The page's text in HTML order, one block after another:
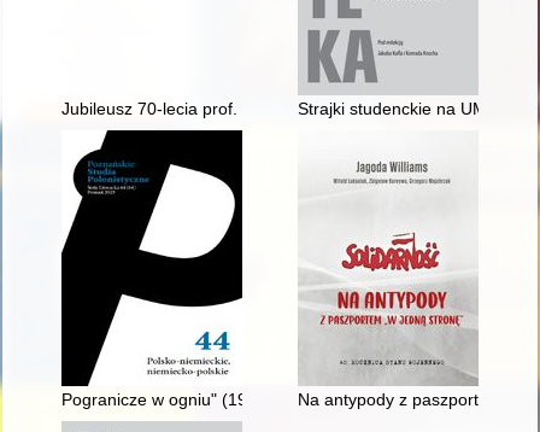
Jubileusz 70-lecia prof. dr. hab. Grzegorza Janusza : słowo
Strajki studenckie na UMK w
Pogranicze w ogniu" (1992-1993) von Andrzej Konic, eine
Na antypody z paszportem "w